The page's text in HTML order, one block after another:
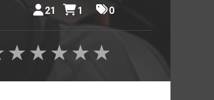
21 1 0
★
★
★
★
★